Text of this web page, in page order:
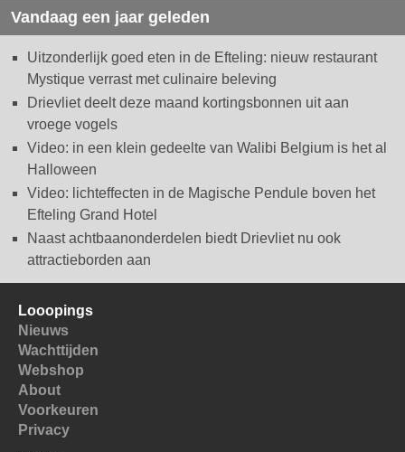
Vandaag een jaar geleden
Uitzonderlijk goed eten in de Efteling: nieuw restaurant
Mystique verrast met culinaire beleving
Drievliet deelt deze maand kortingsbonnen uit aan
vroege vogels
Video: in een klein gedeelte van Walibi Belgium is het al
Halloween
Video: lichteffecten in de Magische Pendule boven het
Efteling Grand Hotel
Naast achtbaanonderdelen biedt Drievliet nu ook
attractieborden aan
Looopings
Nieuws
Wachttijden
Webshop
About
Voorkeuren
Privacy